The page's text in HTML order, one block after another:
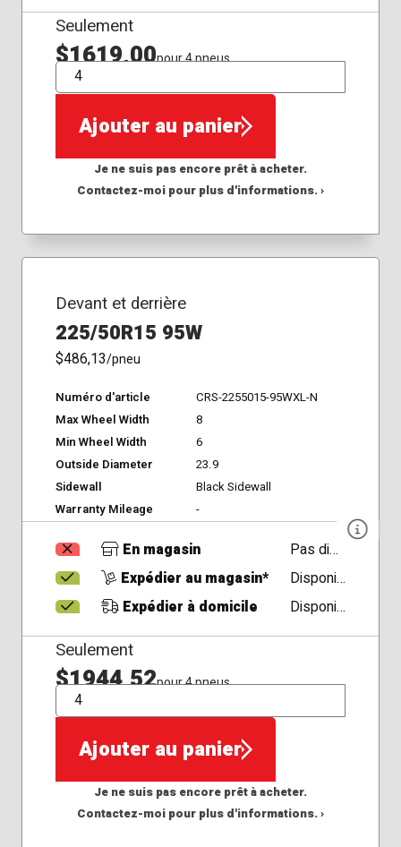
Seulement
$1619,00pour 4 pneus
QTÉ
Ajouter au panier
Je ne suis pas encore prêt à acheter.
Contactez-moi pour plus d'informations. ›
Devant et derrière
225/50R15 95W
$486,13/pneu
Numéro d'article
CRS-2255015-95WXL-N
Max Wheel Width
8
Min Wheel Width
6
Outside Diameter
23.9
Sidewall
Black Sidewall
Warranty Mileage
-
En magasin
Pas disponible
Expédier au magasin*
Disponible
Expédier à domicile
Disponible
Seulement
$1944,52pour 4 pneus
QTÉ
Ajouter au panier
Je ne suis pas encore prêt à acheter.
Contactez-moi pour plus d'informations. ›